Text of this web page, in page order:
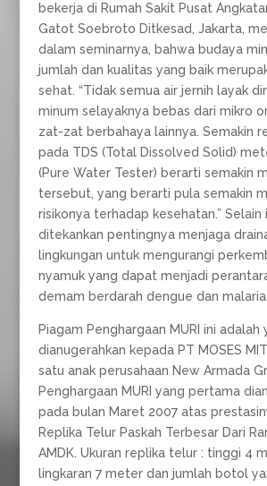
bekerja di Rumah Sakit Pusat
Gatot Soebroto Ditkesad, Jakarta,
dalam seminarnya, bahwa budaya
jumlah dan kualitas yang baik
sehat. “Tidak semua air jernih layak
minum selayaknya bebas dari mikro
zat-zat berbahaya lainnya. Semakin
pada TDS (Total Dissolved Solid)
(Pure Water Tester) berarti semakin
tersebut, yang berarti pula semakin
risikonya terhadap kesehatan.” Selain
ditekankan pentingnya menjaga
lingkungan untuk mengurangi
nyamuk yang dapat menjadi
demam berdarah dengue dan malaria.
Piagam Penghargaan MURI ini adalah
dianugerahkan kepada PT MOSES
satu anak perusahaan New Armada
Penghargaan MURI yang pertama
pada bulan Maret 2007 atas
Replika Telur Paskah Terbesar Dari
AMDK. Ukuran replika telur : tinggi 4
lingkaran 7 meter dan jumlah botol